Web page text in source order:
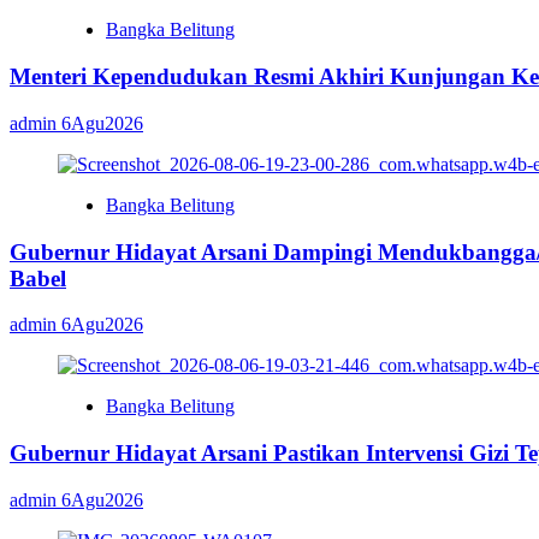
Bangka Belitung
Menteri Kependudukan Resmi Akhiri Kunjungan
admin 6Agu2026
Bangka Belitung
Gubernur Hidayat Arsani Dampingi
Babel
admin 6Agu2026
Bangka Belitung
Gubernur Hidayat Arsani Pastikan Intervensi Gizi
admin 6Agu2026